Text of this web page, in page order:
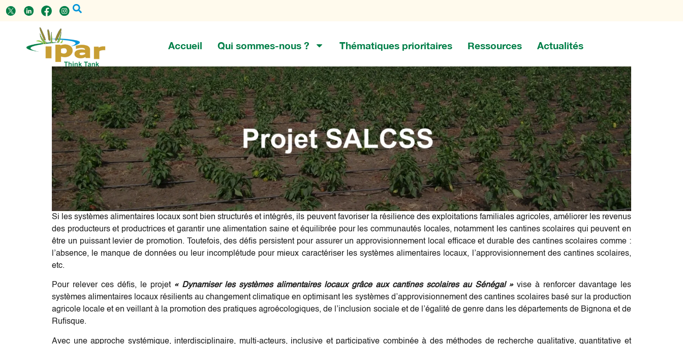
Accueil Qui sommes-nous ? Thématiques prioritaires Ressources Actualités
Si les systèmes alimentaires locaux sont bien structurés et intégrés, ils peuvent favoriser la résilience des exploitations familiales agricoles, améliorer les revenus
des producteurs et productrices et garantir une alimentation saine et équilibrée pour les communautés locales, notamment les cantines scolaires qui peuvent en
être un puissant levier de promotion. Toutefois, des défis persistent pour assurer un approvisionnement local efficace et durable des cantines scolaires comme :
l’absence, le manque de données ou leur incomplétude pour mieux caractériser les systèmes alimentaires locaux, l’approvisionnement des cantines scolaires,
etc.
Pour relever ces défis, le projet « Dynamiser les systèmes alimentaires locaux grâce aux cantines scolaires au Sénégal »vise à renforcer davantage les
systèmes alimentaires locaux résilients au changement climatique en optimisant les systèmes d’approvisionnement des cantines scolaires basé sur la production
agricole locale et en veillant à la promotion des pratiques agroécologiques, de l’inclusion sociale et de l’égalité de genre dans les départements de Bignona et de
Rufisque.
Avec une approche systémique, interdisciplinaire, multi-acteurs, inclusive et participative combinée à des méthodes de recherche qualitative, quantitative et